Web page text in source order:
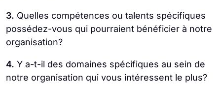
3. Quelles compétences ou talents spécifiques
possédez-vous qui pourraient bénéficier à notre
organisation?
4. Y a-t-il des domaines spécifiques au sein de
notre organisation qui vous intéressent le plus?